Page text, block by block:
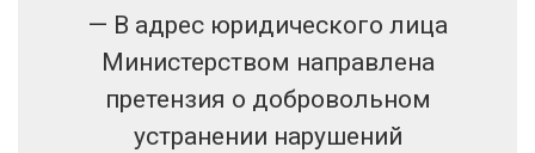
— В адрес юридического лица
Министерством направлена
претензия о добровольном
устранении нарушений